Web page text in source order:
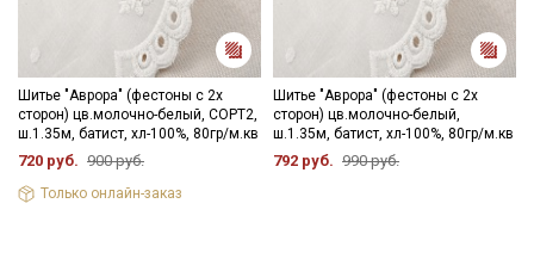
Шитье "Аврора" (фестоны с 2х
сторон) цв.молочно-белый, СОРТ2,
ш.1.35м, батист, хл-100%, 80гр/м.кв
720 руб. 900 руб.
Только онлайн-заказ
Шитье "Аврора" (фестоны с 2х
сторон) цв.молочно-белый,
ш.1.35м, батист, хл-100%, 80гр/м.кв
792 руб. 990 руб.